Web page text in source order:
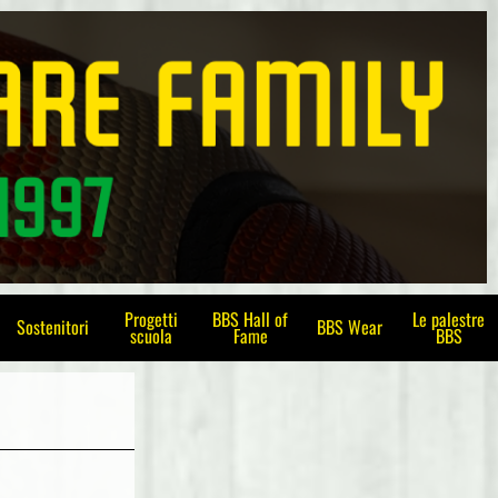
Sostenitori Progetti
scuola
BBS Hall of
Fame BBS Wear Le palestre
BBS